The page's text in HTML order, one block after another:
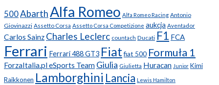
500AbarthAlfa Romeo Alfa Romeo Racing Antonio
Giovinazzi Assetto Corsa Assetto Corsa Competizione aukcja Aventador
Carlos Sainz Charles Leclerc countach Ducati F1 FCA
Ferrari Ferrari 488 GT3 Fiat fiat 500 Formuła 1
ForzaItalia.pl eSports Team Giulia Giulietta Huracan Junior Kimi
Raikkonen Lamborghini Lancia Lewis Hamilton